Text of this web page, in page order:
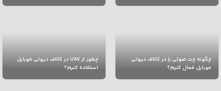
چطور از UAV در کالاف دیوتی موبایل
استفاده کنیم؟
چگونه چت صوتی را در کالاف دیوتی
موبایل فعال کنیم؟